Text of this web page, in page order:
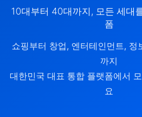
10대부터 40대까지, 모든 세대
폼
쇼핑부터 창업, 엔터테인먼트, 정
까지
대한민국 대표 통합 플랫폼에서
요